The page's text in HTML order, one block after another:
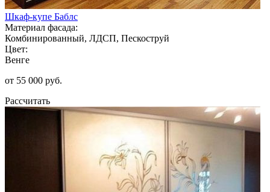
Шкаф-купе Баблс
Материал фасада:
Комбинированный, ЛДСП, Пескоструй
Цвет:
Венге
от 55 000 руб.
Рассчитать